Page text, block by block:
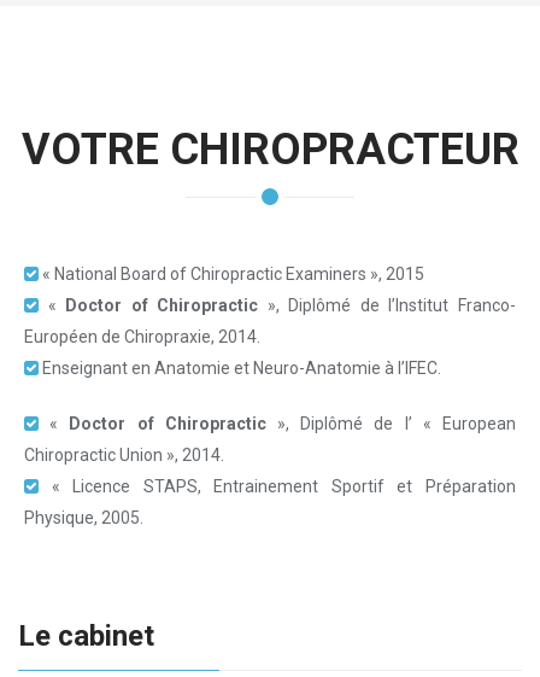
VOTRE CHIROPRACTEUR
« National Board of Chiropractic Examiners », 2015
«
Doctor of Chiropractic », Diplômé de l’Institut Franco-
Européen de Chiropraxie, 2014.
Enseignant en Anatomie et Neuro-Anatomie à l’IFEC.
« Doctor of Chiropractic», Diplômé de l’ « European
Chiropractic Union », 2014.
« Licence STAPS, Entrainement Sportif et Préparation
Physique, 2005.
Le cabinet